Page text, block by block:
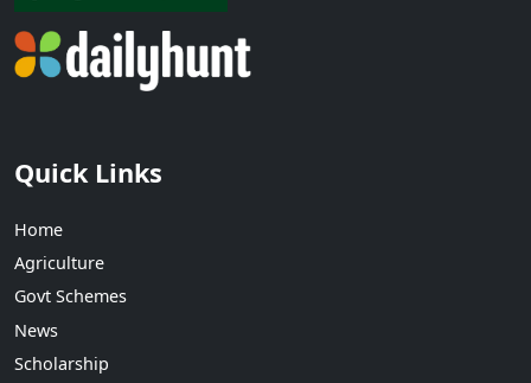
Quick Links
Home
Agriculture
Govt Schemes
News
Scholarship